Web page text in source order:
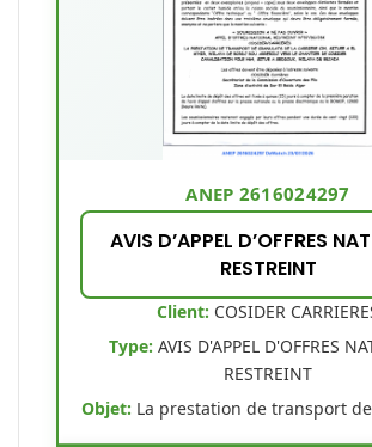
ANEP 2616024297
AVIS D’APPEL D’OFFRES
RESTREINT
Client: COSIDER
Type:AVIS D'APPEL D'OFFRES
RESTREINT
Objet: La prestation de transport